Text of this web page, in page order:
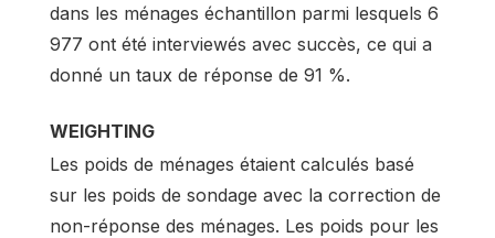
dans les ménages échantillon parmi lesquels 6
977 ont été interviewés avec succès, ce qui a
donné un taux de réponse de 91 %.
WEIGHTING
Les poids de ménages étaient calculés basé
sur les poids de sondage avec la correction de
non-réponse des ménages. Les poids pour les